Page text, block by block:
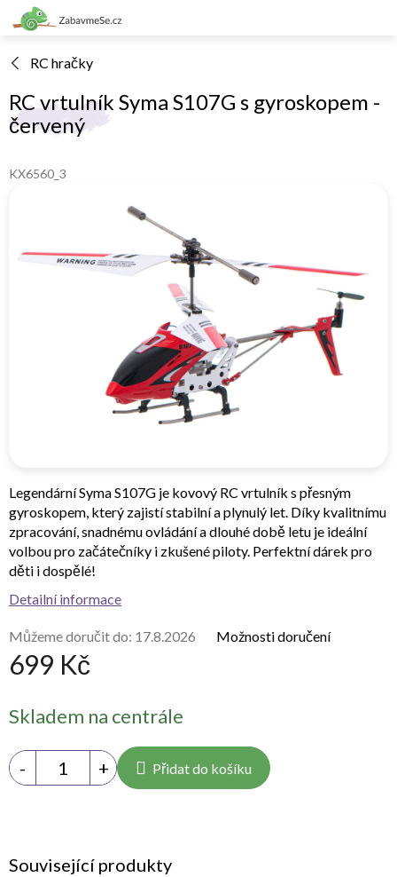
Přejít
na
RC hračky
RC vrtulník Syma S107G s gyroskopem -
červený
KX6560_3
699 Kč
cena:
Skladem na centrále
Můžeme doručit do: 17.8.2026 Možnosti doručení
Přidat do košíku
LegendárníSyma S107G je kovový RC vrtulník s přesným
gyroskopem, který zajistí stabilní a plynulý let. Díky kvalitnímu
zpracování, snadnému ovládání a dlouhé době letu je ideální
volbou pro začátečníky i zkušené piloty. Perfektní dárek pro
děti i dospělé!
Detailní informace
Související produkty